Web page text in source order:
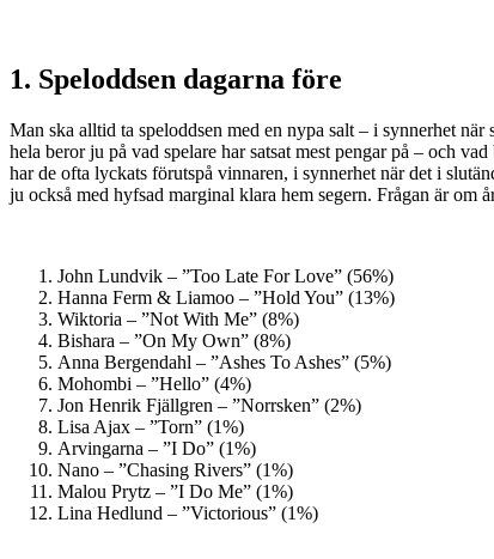
1. Speloddsen dagarna före
Man ska alltid ta speloddsen med en nypa salt – i synnerhet
hela beror ju på vad spelare har satsat mest pengar på – och
har de ofta lyckats förutspå vinnaren, i synnerhet när det i
ju också med hyfsad marginal klara hem segern. Frågan är om
John Lundvik – ”Too Late For Love” (56%)
Hanna Ferm & Liamoo – ”Hold You” (13%)
Wiktoria – ”Not With Me” (8%)
Bishara – ”On My Own” (8%)
Anna Bergendahl – ”Ashes To Ashes” (5%)
Mohombi – ”Hello” (4%)
Jon Henrik Fjällgren – ”Norrsken” (2%)
Lisa Ajax – ”Torn” (1%)
Arvingarna – ”I Do” (1%)
Nano – ”Chasing Rivers” (1%)
Malou Prytz – ”I Do Me” (1%)
Lina Hedlund – ”Victorious” (1%)